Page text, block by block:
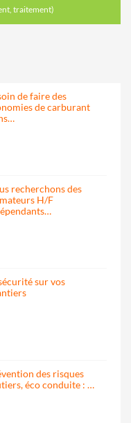
traitement)
de faire des
de carburant
recherchons des
H/F
sur vos
des risques
éco conduite : …